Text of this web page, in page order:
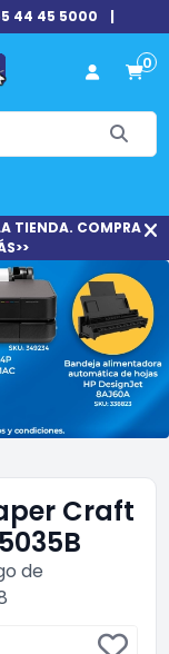
44 45 5000 |
0
TIENDA. COMPRA
Craft
de